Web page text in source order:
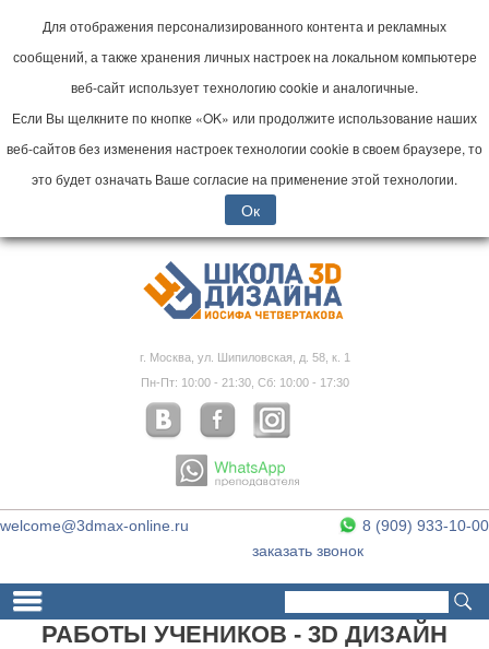
Для отображения персонализированного контента и рекламных
сообщений, а также хранения личных настроек на локальном компьютере
веб-сайт использует технологию cookie и аналогичные.
Если Вы щелкните по кнопке «OK» или продолжите использование наших
веб-сайтов без изменения настроек технологии cookie в своем браузере, то
это будет означать Ваше согласие на применение этой технологии.
Ок
г. Москва, ул. Шипиловская, д. 58, к. 1
Пн-Пт: 10:00 - 21:30, Сб: 10:00 - 17:30
welcome@3dmax-online.ru
8 (909) 933-10-00
заказать звонок
РАБОТЫ УЧЕНИКОВ - 3D ДИЗАЙН